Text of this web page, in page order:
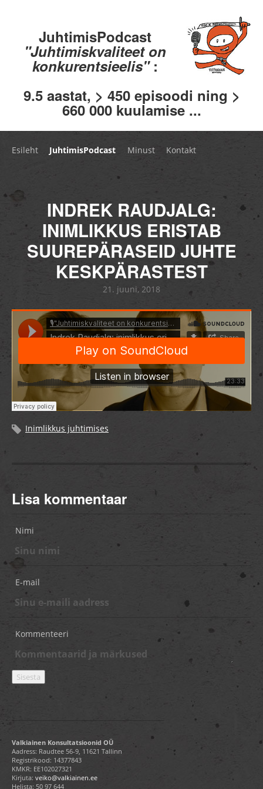
JuhtimisPodcast
"Juhtimiskvaliteet on
konkurentsieelis" :
9.5 aastat, > 450 episoodi ning >
660 000 kuulamise ...
Esileht JuhtimisPodcast Minust Kontakt
INDREK RAUDJALG:
INIMLIKKUS ERISTAB
SUUREPÄRASEID JUHTE
KESKPÄRASTEST
21. juuni, 2018
Inimlikkus juhtimises
Lisa kommentaar
Nimi
E-mail
Kommenteeri
Valkiainen Konsultatsioonid OÜ
Aadress: Raudtee 56-9, 11621 Tallinn
Registrikood: 14377843
KMKR: EE102027321
Kirjuta: veiko@valkiainen.ee
Helista: 50 97 644